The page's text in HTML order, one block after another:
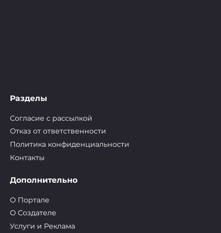
Разделы
Согласие с рассылкой
Отказ от ответственности
Политика конфиденциальности
Контакты
Дополнительно
О Портале
О Cоздателе
Услуги и Реклама